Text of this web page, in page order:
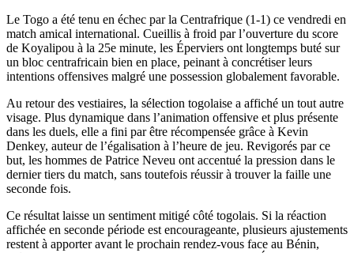
Le Togo a été tenu en échec par la Centrafrique (1-1) ce vendredi en
match amical international. Cueillis à froid par l’ouverture du score
de Koyalipou à la 25e minute, les Éperviers ont longtemps buté sur
un bloc centrafricain bien en place, peinant à concrétiser leurs
intentions offensives malgré une possession globalement favorable.
Au retour des vestiaires, la sélection togolaise a affiché un tout autre
visage. Plus dynamique dans l’animation offensive et plus présente
dans les duels, elle a fini par être récompensée grâce à Kevin
Denkey, auteur de l’égalisation à l’heure de jeu. Revigorés par ce
but, les hommes de Patrice Neveu ont accentué la pression dans le
dernier tiers du match, sans toutefois réussir à trouver la faille une
seconde fois.
Ce résultat laisse un sentiment mitigé côté togolais. Si la réaction
affichée en seconde période est encourageante, plusieurs ajustements
restent à apporter avant le prochain rendez-vous face au Bénin,